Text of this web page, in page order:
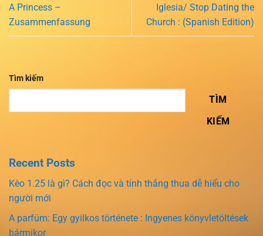
A Princess –
Zusammenfassung
Iglesia/ Stop Dating the
Church : (Spanish Edition)
Tìm kiếm
TÌM
KIẾM
Recent Posts
Kèo 1.25 là gì? Cách đọc và tính thắng thua dễ hiểu cho
người mới
A parfüm: Egy gyilkos története : Ingyenes könyvletöltések
bármikor